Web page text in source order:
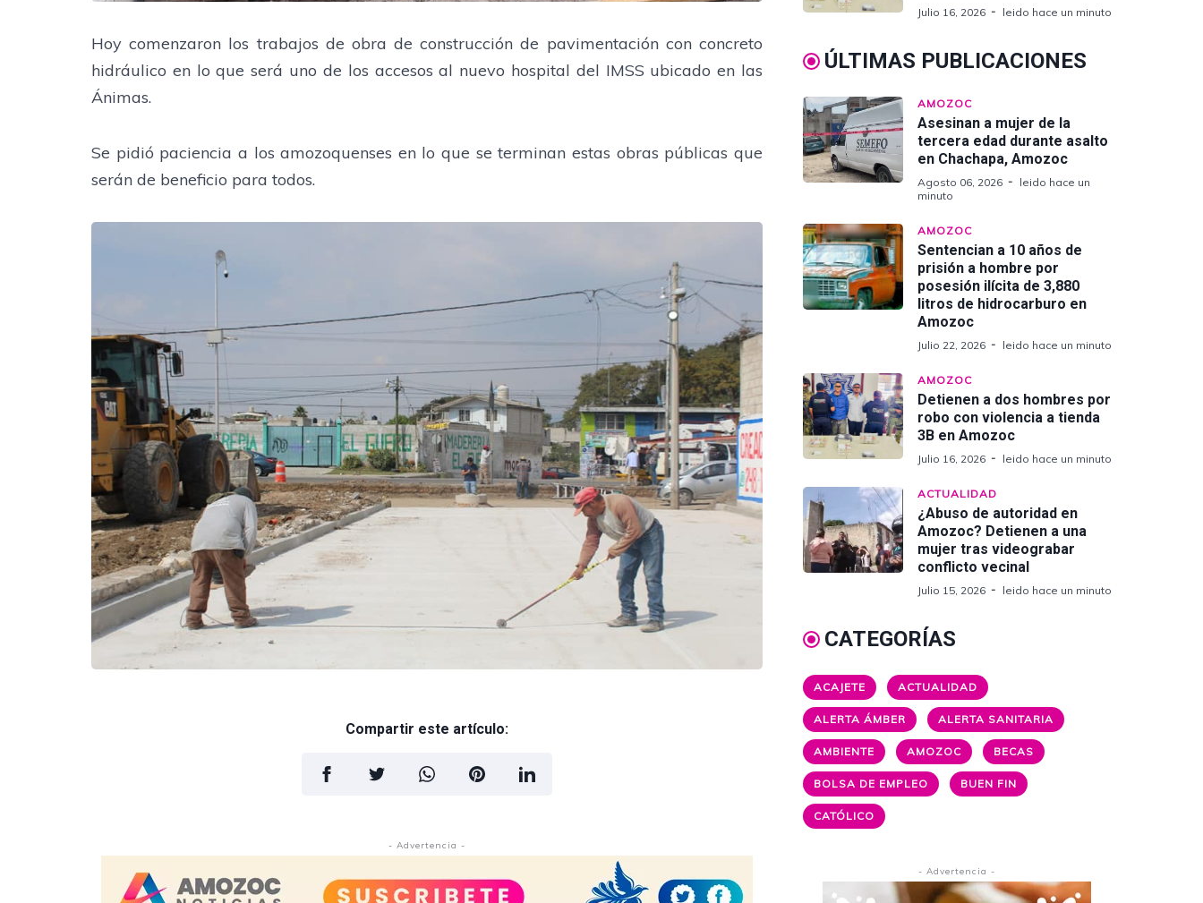
Hoy comenzaron los trabajos de obra de construcción de pavimentación con concreto
hidráulico en lo que será uno de los accesos al nuevo hospital del IMSS ubicado en las
Ánimas.
Se pidió paciencia a los amozoquenses en lo que se terminan estas obras públicas que
serán de beneficio para todos.
Compartir este artículo:
- Advertencia -
Julio 16, 2026 leido hace un minuto
ÚLTIMAS PUBLICACIONES
AMOZOC
Asesinan a mujer de la
tercera edad durante asalto
en Chachapa, Amozoc
Agosto 06, 2026
leido hace un
minuto
AMOZOC
Sentencian a 10 años de
prisión a hombre por
posesión ilícita de 3,880
litros de hidrocarburo en
Amozoc
Julio 22, 2026 leido hace un minuto
AMOZOC
Detienen a dos hombres por
robo con violencia a tienda
3B en Amozoc
Julio 16, 2026 leido hace un minuto
ACTUALIDAD
¿Abuso de autoridad en
Amozoc? Detienen a una
mujer tras videograbar
conflicto vecinal
Julio 15, 2026 leido hace un minuto
CATEGORÍAS
ACAJETE ACTUALIDAD
ALERTA ÁMBER ALERTA SANITARIA
AMBIENTE AMOZOC BECAS
BOLSA DE EMPLEO BUEN FIN
CATÓLICO
- Advertencia -